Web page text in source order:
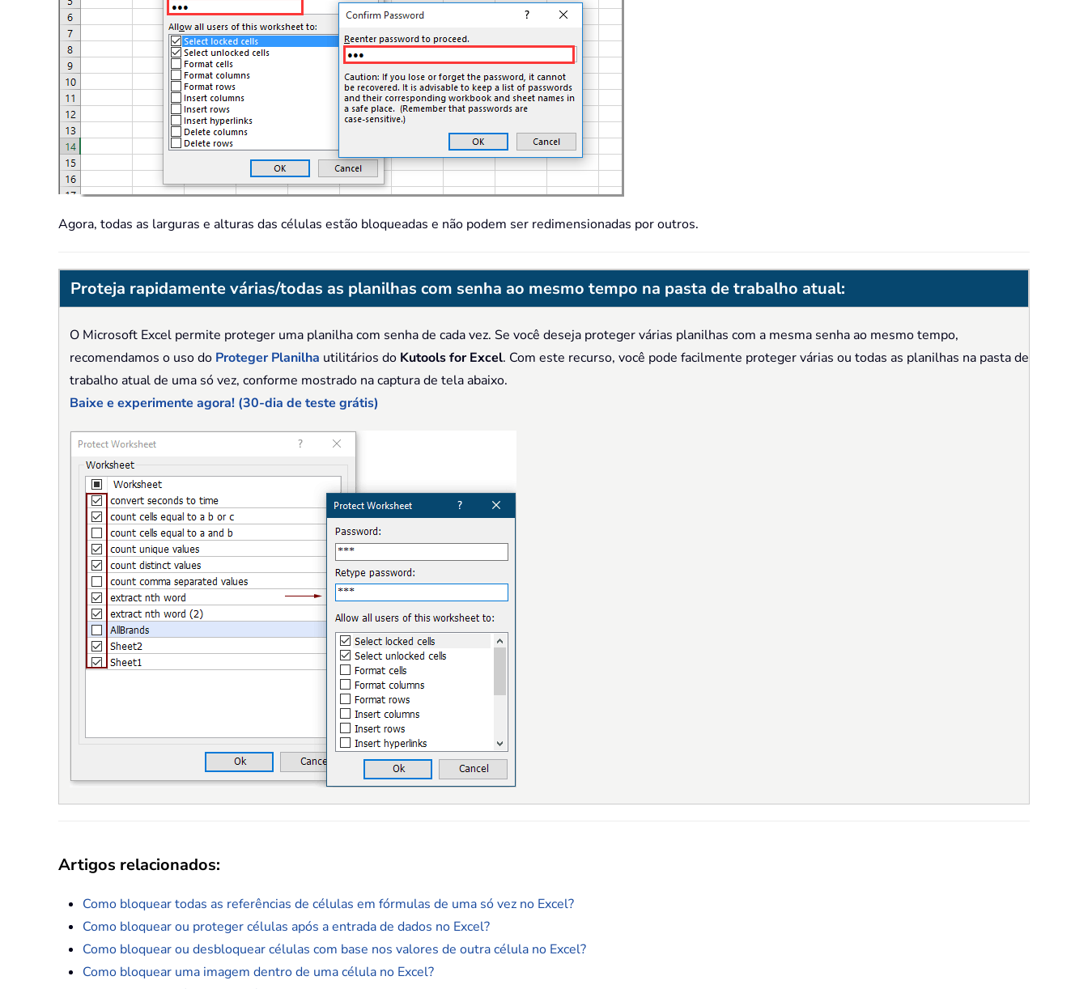
Agora, todas as larguras e alturas das células estão bloqueadas e não podem ser redimensionadas por outros.
Proteja rapidamente várias/todas as planilhas com senha ao mesmo tempo na pasta de trabalho atual:
O Microsoft Excel permite proteger uma planilha com senha de cada vez. Se você deseja proteger várias planilhas com a mesma senha ao mesmo tempo,
recomendamos o uso do Proteger Planilha utilitários do Kutools for Excel. Com este recurso, você pode facilmente proteger várias ou todas as planilhas na pasta de
trabalho atual de uma só vez, conforme mostrado na captura de tela abaixo.
Baixe e experimente agora! (30-dia de teste grátis)
Artigos relacionados:
Como bloquear todas as referências de células em fórmulas de uma só vez no Excel?
Como bloquear ou proteger células após a entrada de dados no Excel?
Como bloquear ou desbloquear células com base nos valores de outra célula no Excel?
Como bloquear uma imagem dentro de uma célula no Excel?